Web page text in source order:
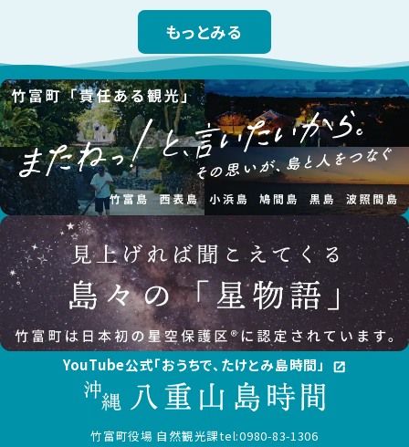
もっとみる
YouTube公式「おうちで、たけとみ島時間」 open_in_new
竹富町役場 自然観光課tel:0980-83-1306